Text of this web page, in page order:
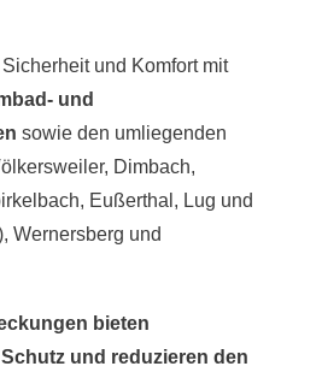
und Komfort mit
und
sowie den umliegenden
Dimbach,
Eußerthal, Lug und
Wernersberg und
bieten
und reduzieren den